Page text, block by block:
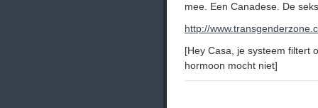
mee. Een Canadese. De
http://
[Hey Casa, je systeem filtert
hormoon mocht niet]